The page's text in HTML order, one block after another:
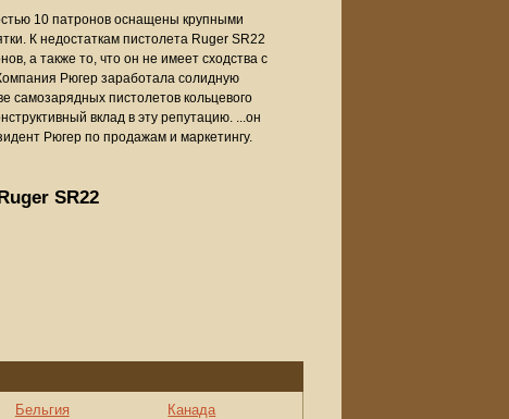
10 патронов оснащены крупными
К недостаткам пистолета Ruger SR22
а также то, что он не имеет сходства с
Рюгер заработала солидную
самозарядных пистолетов кольцевого
вклад в эту репутацию. ...он
Рюгер по продажам и маркетингу.
SR22
Бельгия
Канада